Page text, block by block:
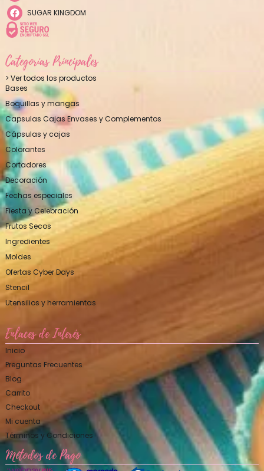
SUGAR KINGDOM
Categorías Principales
> Ver todos los productos
Bases
Boquillas y mangas
Capsulas Cajas Envases y Complementos
Cápsulas y cajas
Colorantes
Cortadores
Decoración
Fechas especiales
Fiesta y Celebración
Frutos Secos
Ingredientes
Moldes
Ofertas Cyber Days
Stencil
Utensilios y herramientas
Enlaces de Interés
Inicio
Preguntas Frecuentes
Blog
Carrito
Checkout
Mi cuenta
Términos y Condiciones
Métodos de Pago